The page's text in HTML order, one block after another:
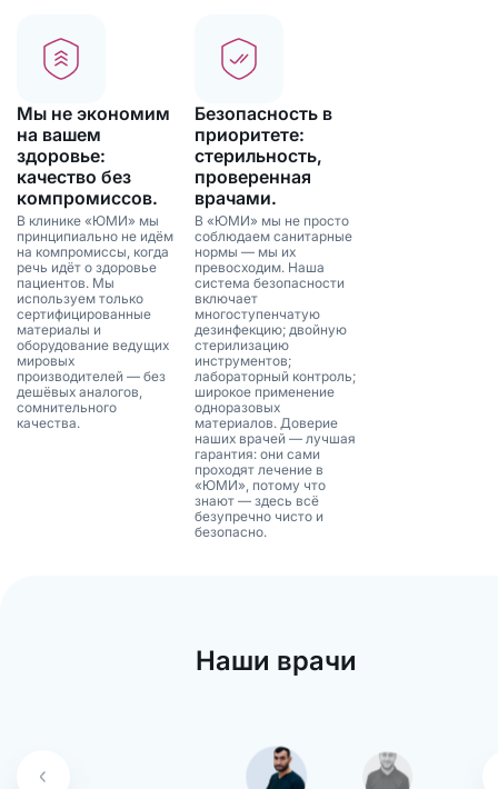
Мы не экономим
на вашем
здоровье:
качество без
компромиссов.
В клинике «ЮМИ» мы
принципиально не идём
на компромиссы, когда
речь идёт о здоровье
пациентов. Мы
используем только
сертифицированные
материалы и
оборудование ведущих
мировых
производителей — без
дешёвых аналогов,
сомнительного
качества.
Безопасность в
приоритете:
стерильность,
проверенная
врачами.
В «ЮМИ» мы не просто
соблюдаем санитарные
нормы — мы их
превосходим. Наша
система безопасности
включает
многоступенчатую
дезинфекцию; двойную
стерилизацию
инструментов;
лабораторный контроль;
широкое применение
одноразовых
материалов. Доверие
наших врачей — лучшая
гарантия: они сами
проходят лечение в
«ЮМИ», потому что
знают — здесь всё
безупречно чисто и
безопасно.
Наши врачи